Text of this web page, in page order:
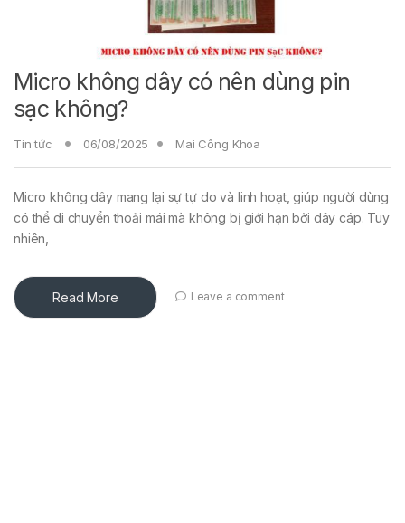
Micro không dây có nên dùng pin
sạc không?
Tin tức 06/08/2025 Mai Công Khoa
Micro không dây mang lại sự tự do và linh hoạt, giúp người dùng
có thể di chuyển thoải mái mà không bị giới hạn bởi dây cáp. Tuy
nhiên,
Read More Leave a comment